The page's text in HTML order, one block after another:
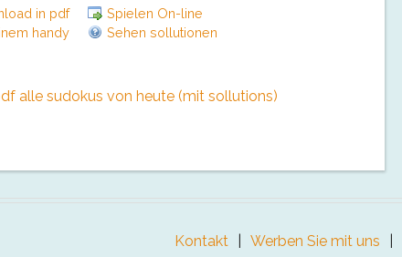
in pdf
Spielen On-line
handy
Sehen sollutionen
alle sudokus von heute (mit sollutions)
Kontakt Werben Sie mit uns